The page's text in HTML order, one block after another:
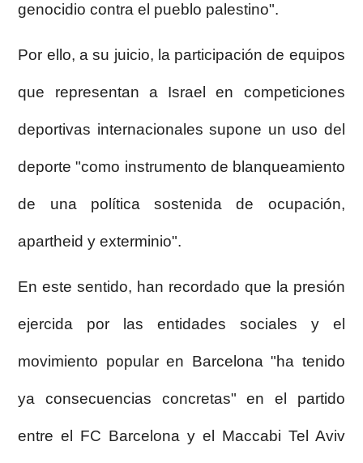
genocidio contra el pueblo palestino".
Por ello, a su juicio, la participación de equipos
que representan a Israel en competiciones
deportivas internacionales supone un uso del
deporte "como instrumento de blanqueamiento
de una política sostenida de ocupación,
apartheid y exterminio".
En este sentido, han recordado que la presión
ejercida por las entidades sociales y el
movimiento popular en Barcelona "ha tenido
ya consecuencias concretas" en el partido
entre el FC Barcelona y el Maccabi Tel Aviv